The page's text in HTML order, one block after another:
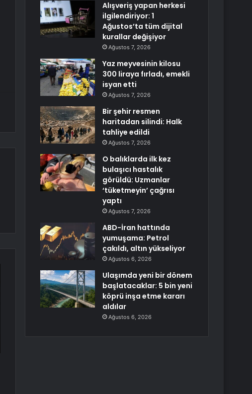
Alışveriş yapan herkesi
ilgilendiriyor: 1
Ağustos’ta tüm dijital
kurallar değişiyor
Ağustos 7, 2026
Yaz meyvesinin kilosu
300 liraya fırladı, emekli
isyan etti
Ağustos 7, 2026
Bir şehir resmen
haritadan silindi: Halk
tahliye edildi
Ağustos 7, 2026
O balıklarda ilk kez
bulaşıcı hastalık
görüldü: Uzmanlar
‘tüketmeyin’ çağrısı
yaptı
Ağustos 7, 2026
ABD-İran hattında
yumuşama: Petrol
çakıldı, altın yükseliyor
Ağustos 6, 2026
Ulaşımda yeni bir dönem
başlatacaklar: 5 bin yeni
köprü inşa etme kararı
aldılar
Ağustos 6, 2026